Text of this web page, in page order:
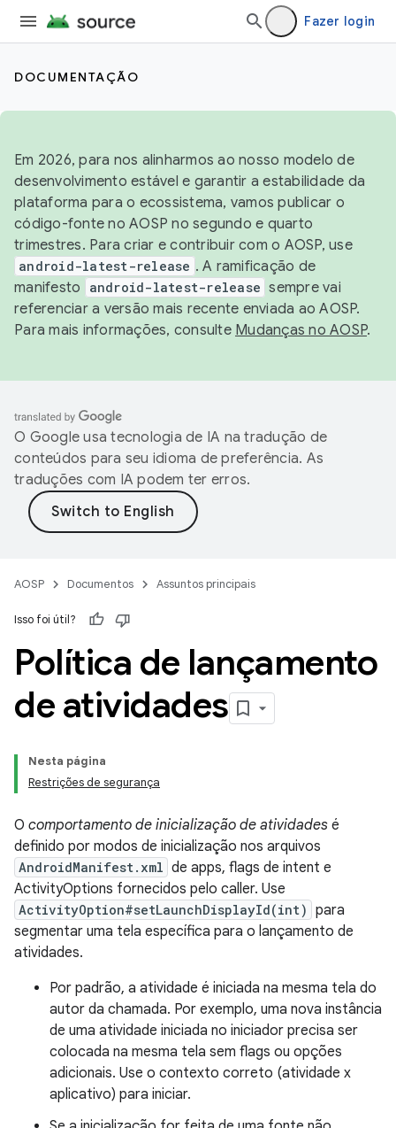
Fazer login
DOCUMENTAÇÃO
Em 2026, para nos alinharmos ao nosso modelo de
desenvolvimento estável e garantir a estabilidade da
plataforma para o ecossistema, vamos publicar o
código-fonte no AOSP no segundo e quarto
trimestres. Para criar e contribuir com o AOSP, use
android-latest-release . A ramificação de
manifesto
android-latest-release sempre vai
referenciar a versão mais recente enviada ao AOSP.
Para mais informações, consulte Mudanças no AOSP.
O Google usa tecnologia de IA na tradução de
conteúdos para seu idioma de preferência. As
traduções com IA podem ter erros.
AOSP Documentos Assuntos principais
Isso foi útil?
Política de lançamento
de atividades
Nesta página
Restrições de segurança
O comportamento de inicialização de atividades é
definido por modos de inicialização nos arquivos
AndroidManifest.xml de apps, flags de intent e
ActivityOptions fornecidos pelo caller. Use
ActivityOption#setLaunchDisplayId(int) para
segmentar uma tela específica para o lançamento de
atividades.
Por padrão, a atividade é iniciada na mesma tela do
autor da chamada. Por exemplo, uma nova instância
de uma atividade iniciada no iniciador precisa ser
colocada na mesma tela sem flags ou opções
adicionais. Use o contexto correto (atividade x
aplicativo) para iniciar.